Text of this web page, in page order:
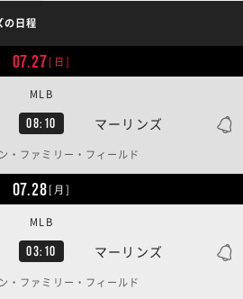
の日程
07.27[日]
08:10 マーリンズ
MLB
・ファミリー・フィールド
07.28[月]
03:10 マーリンズ
MLB
・ファミリー・フィールド